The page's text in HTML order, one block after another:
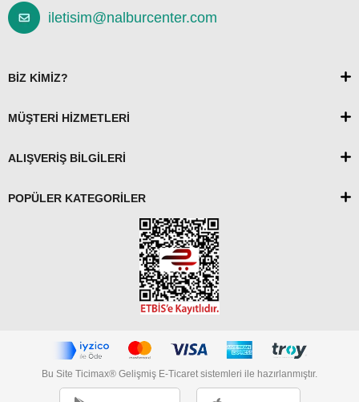
iletisim@nalburcenter.com
BİZ KİMİZ?
MÜŞTERİ HİZMETLERİ
ALIŞVERİŞ BİLGİLERİ
POPÜLER KATEGORİLER
Bu Site Ticimax® Gelişmiş E-Ticaret sistemleri ile hazırlanmıştır.